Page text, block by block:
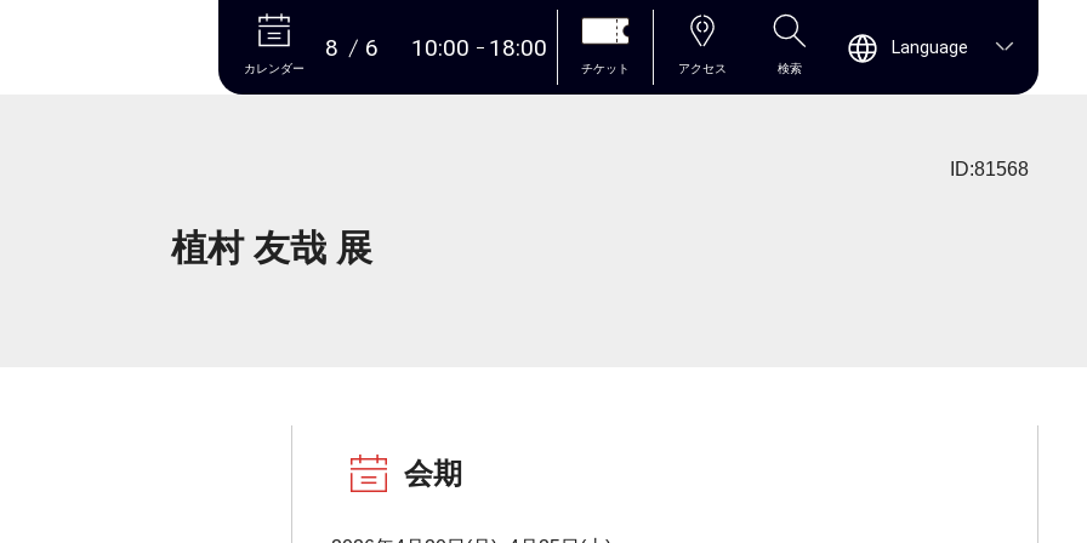
本文へ
カレンダー
8 6 10:00 18:00
チケット アクセス 検索
Language
ID:81568
植村 友哉 展
会期